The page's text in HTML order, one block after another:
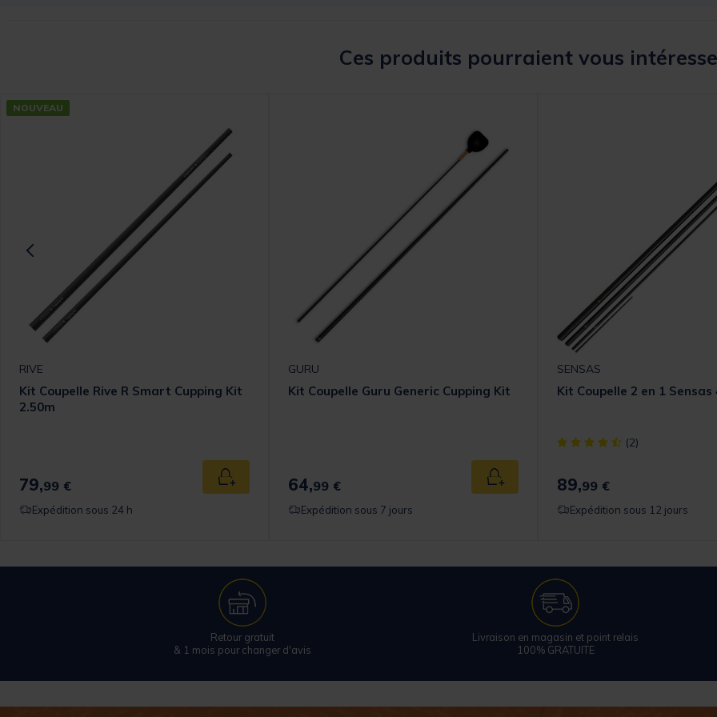
Ces produits pourraient vous
panier
NOUVEAU
RIVE
Kit Coupelle Rive R Smart Cupping Kit
2.50m
79,99 € Ajouter au panier
Expédition sous 24 h
GURU
Kit Coupelle Guru Generic Cupping Kit
64,99 € Ajouter au panier
Expédition sous 7 jours
SENSAS
Kit Coupelle 2 en 1
[object Object] out of 5
(2)
89,99 €
Expédition sous 12 jours
Retour gratuit
& 1 mois pour changer d'avis
Livraison en magasin et point relais
100% GRATUITE